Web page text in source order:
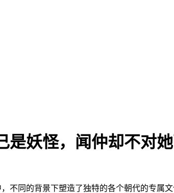
是妖怪，闻仲却不对
不同的背景下塑造了独特的各个朝代的专属